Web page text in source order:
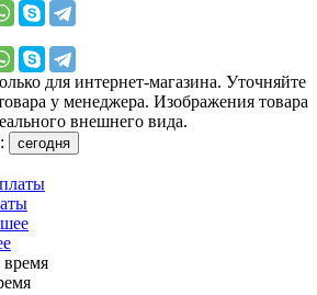
для интернет-магазина. Уточняйте
у менеджера. Изображения товара
внешнего вида.
сегодня